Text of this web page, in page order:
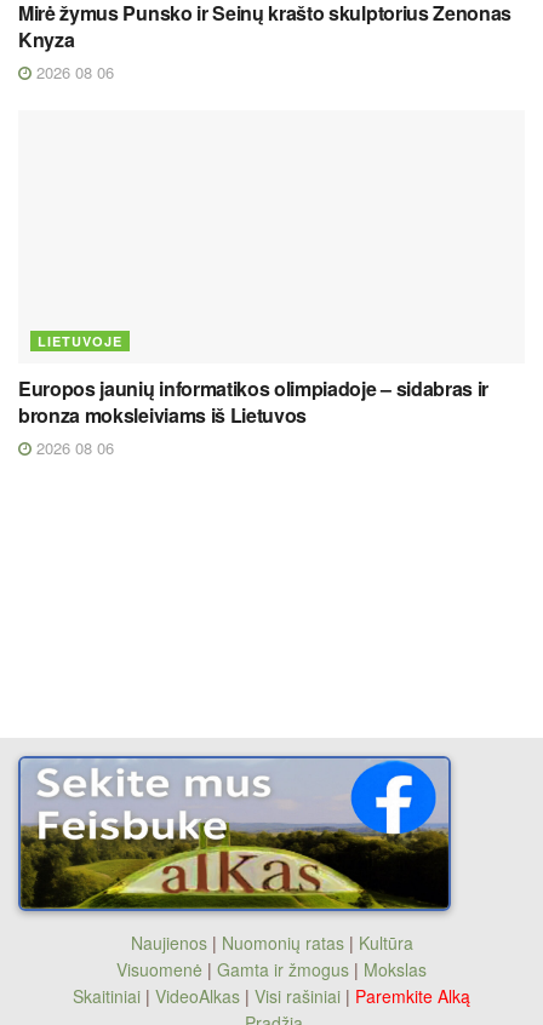
Mirė žymus Punsko ir Seinų krašto skulptorius Zenonas
Knyza
2026 08 06
LIETUVOJE
Europos jaunių informatikos olimpiadoje – sidabras ir
bronza moksleiviams iš Lietuvos
2026 08 06
Naujienos| Nuomonių ratas| Kultūra
Visuomenė | Gamta ir žmogus | Mokslas
Skaitiniai | VideoAlkas | Visi rašiniai | Paremkite Alką